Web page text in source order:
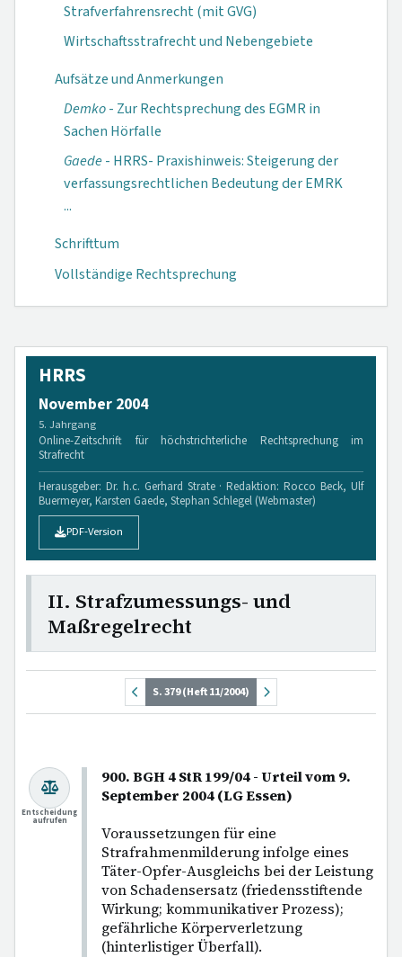
Strafverfahrensrecht (mit GVG)
Wirtschaftsstrafrecht und Nebengebiete
Aufsätze und Anmerkungen
Demko- Zur Rechtsprechung des EGMR in
Sachen Hörfalle
Gaede- HRRS- Praxishinweis: Steigerung der
verfassungs­rechtlichen Be­deutung der EMRK
...
Schrifttum
Vollständige Rechtsprechung
HRRS
November 2004
5. Jahrgang
Online-Zeitschrift für höchstrichterliche Rechtsprechung im
Strafrecht
Herausgeber: Dr. h.c. Gerhard Strate · Redaktion: Rocco Beck, Ulf
Buermeyer, Karsten Gaede, Stephan Schlegel (Webmaster)
PDF-Version
II. Strafzumessungs- und
Maßregelrecht
S. 379 (Heft 11/2004)
900. BGH 4 StR 199/04 - Urteil vom 9.
September 2004 (LG Essen)
Voraussetzungen für eine
Strafrahmenmilderung infolge eines
Täter-Opfer-Ausgleichs bei der Leistung
von Schadensersatz (friedensstiftende
Wirkung; kommunikativer Prozess);
gefährliche Körperverletzung
(hinterlistiger Überfall).
Entscheidung
aufrufen